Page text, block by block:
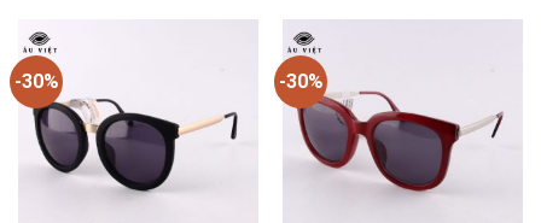
này
có
nhiều
biến
thể.
Các
-30% -30%